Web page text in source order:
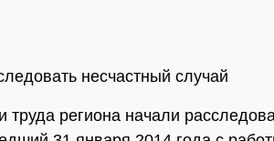
несчастный случай
труда региона начали